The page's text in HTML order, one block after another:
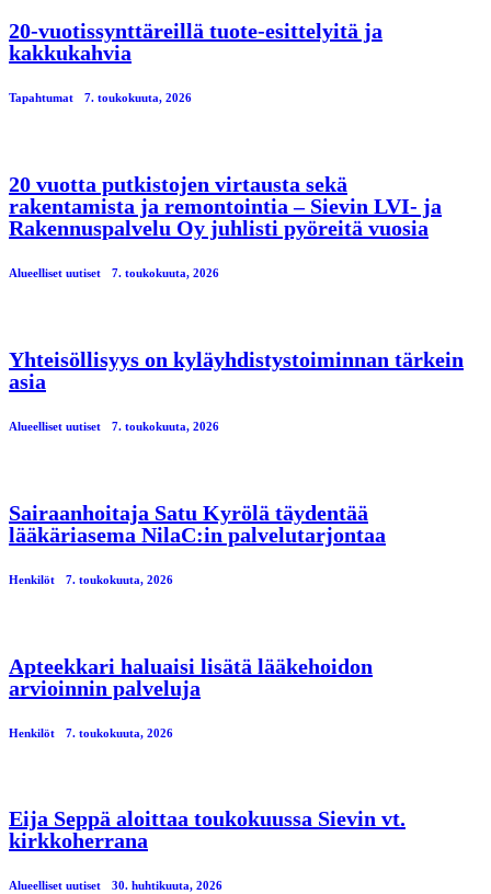
20-vuotissynttäreillä tuote-esittelyitä ja
kakkukahvia
Tapahtumat 7. toukokuuta, 2026
20 vuotta putkistojen virtausta sekä
rakentamista ja remontointia – Sievin LVI- ja
Rakennuspalvelu Oy juhlisti pyöreitä vuosia
Alueelliset uutiset 7. toukokuuta, 2026
Yhteisöllisyys on kyläyhdistystoiminnan tärkein
asia
Alueelliset uutiset 7. toukokuuta, 2026
Sairaanhoitaja Satu Kyrölä täydentää
lääkäriasema NilaC:in palvelutarjontaa
Henkilöt 7. toukokuuta, 2026
Apteekkari haluaisi lisätä lääkehoidon
arvioinnin palveluja
Henkilöt 7. toukokuuta, 2026
Eija Seppä aloittaa toukokuussa Sievin vt.
kirkkoherrana
Alueelliset uutiset 30. huhtikuuta, 2026